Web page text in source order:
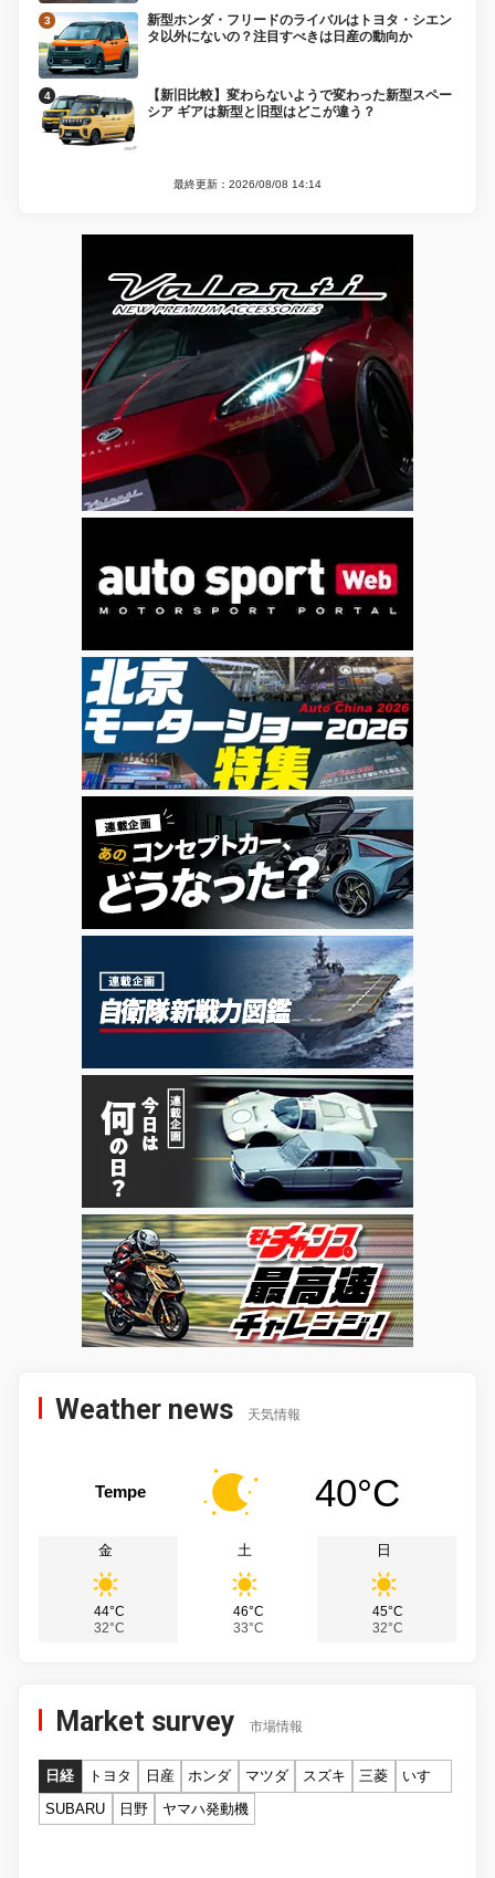
新型ホンダ・フリードのライバルはトヨタ・シエン
タ以外にないの？注目すべきは日産の動向か
【新旧比較】変わらないようで変わった新型スペー
シア ギアは新型と旧型はどこが違う？
最終更新：2026/08/08 14:14
Weather news 天気情報
Tempe 40°C
金
44°C
32°C
土
46°C
33°C
日
45°C
32°C
Market survey 市場情報
日経 トヨタ 日産 ホンダ マツダ スズキ 三菱
いすゞ
SUBARU
日野 ヤマハ発動機